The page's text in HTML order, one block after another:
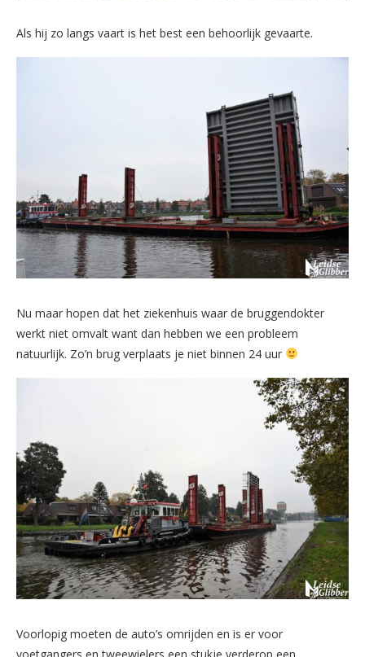
Als hij zo langs vaart is het best een behoorlijk gevaarte.
Nu maar hopen dat het ziekenhuis waar de bruggendokter
werkt niet omvalt want dan hebben we een probleem
natuurlijk. Zo’n brug verplaats je niet binnen 24 uur
Voorlopig moeten de auto’s omrijden en is er voor
voetgangers en tweewielers een stukje verderop een